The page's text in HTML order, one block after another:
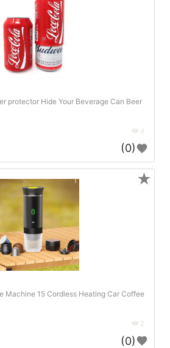
protector Hide Your Beverage Can Beer
4
(0)
Machine 15 Cordless Heating Car Coffee
2
(0)
★